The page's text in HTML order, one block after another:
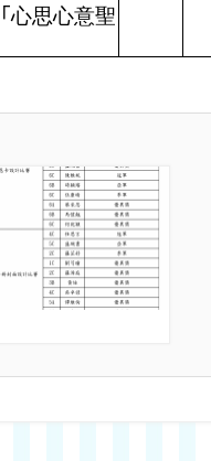
「心思心意聖